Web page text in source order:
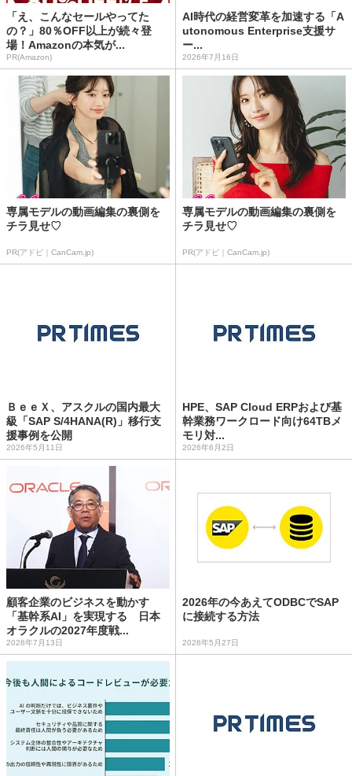
「え、こんなセールやってた
の？」80％OFF以上が続々登
場！Amazonの本気が...
PR(Amazon)
AI時代の経営変革を加速する「A
utonomous Enterprise支援サ
ー...
2026年7月16日
専属モデルの動画編集の裏側を
チラ見せ♡
PR(アドビ｜CanCam.jp)
専属モデルの動画編集の裏側を
チラ見せ♡
PR(アドビ｜CanCam.jp)
ＢｅｅＸ、アスクルの国内最大
級「SAP S/4HANA(R)」移行支
援事例を公開
2026年5月11日
HPE、SAP Cloud ERPおよび基
幹業務ワークロード向け64TBメ
モリ対...
2026年6月2日
顧客企業のビジネスを動かす
「基幹系AI」を実現する 日本
オラクルの2027年度戦...
2026年7月13日
2026年の今あえてODBCでSAP
に接続する方法
2026年5月27日